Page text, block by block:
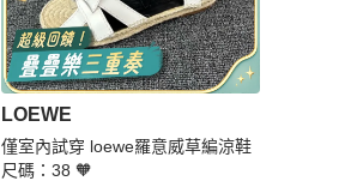
LOEWE
僅室內試穿 loewe羅意威草編涼鞋
尺碼：38 🧡